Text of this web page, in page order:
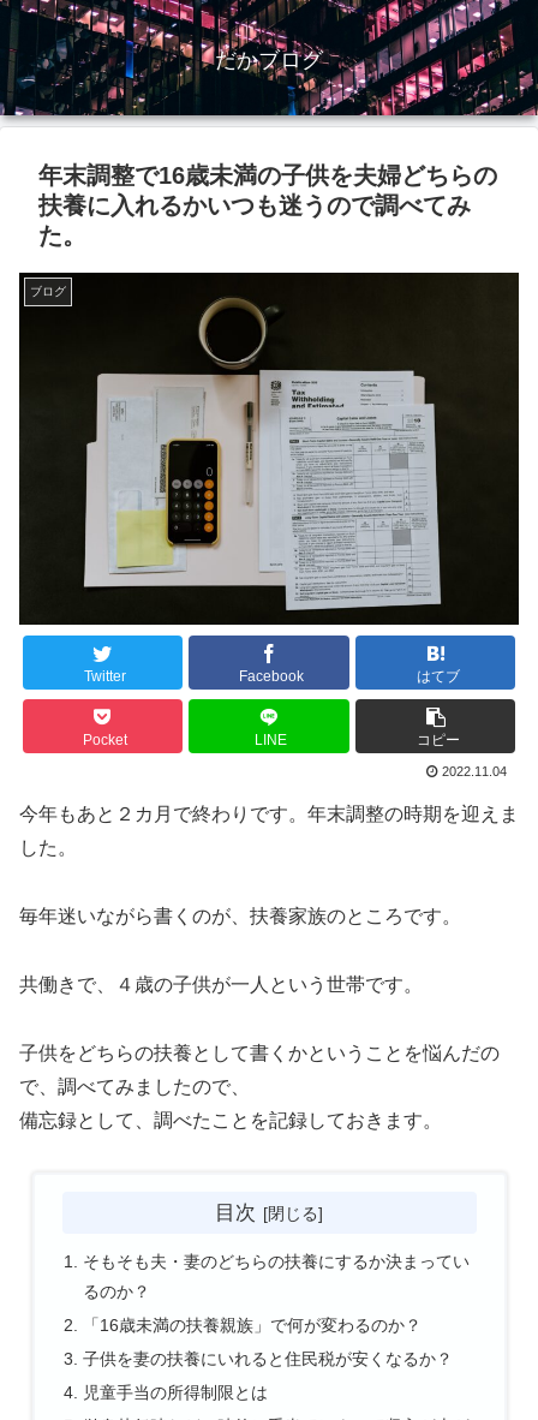
だかブログ
年末調整で16歳未満の子供を夫婦どちらの
扶養に入れるかいつも迷うので調べてみ
た。
ブログ
Twitter Facebook はてブ
Pocket LINE コピー
2022.11.04
今年もあと２カ月で終わりです。年末調整の時期を迎えま
した。
毎年迷いながら書くのが、扶養家族のところです。
共働きで、４歳の子供が一人という世帯です。
子供をどちらの扶養として書くかということを悩んだの
で、調べてみましたので、
備忘録として、調べたことを記録しておきます。
目次
そもそも夫・妻のどちらの扶養にするか決まってい
るのか？
「16歳未満の扶養親族」で何が変わるのか？
子供を妻の扶養にいれると住民税が安くなるか？
児童手当の所得制限とは